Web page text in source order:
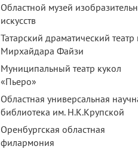
Областной музей
искусств
Татарский драматический театр
Мирхайдара Файзи
Муниципальный театр кукол
«Пьеро»
Областная универсальная
библиотека им. Н.К.Крупской
Оренбургская областная
филармония